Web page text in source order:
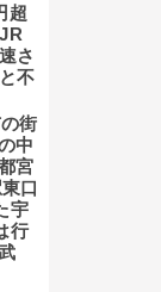
超
さ
不
街
中
宮
口
宇
行